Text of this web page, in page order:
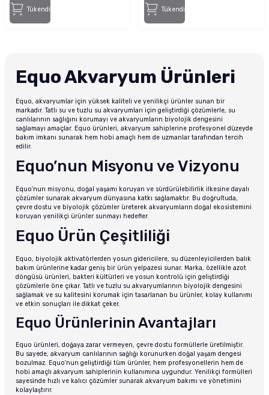
Tükendi Tükendi
Equo Akvaryum Ürünleri
Equo, akvaryumlar için yüksek kaliteli ve yenilikçi ürünler sunan bir
markadır. Tatlı su ve tuzlu su akvaryumları için geliştirdiği çözümlerle, su
canlılarının sağlığını korumayı ve akvaryumların biyolojik dengesini
sağlamayı amaçlar. Equo ürünleri, akvaryum sahiplerine profesyonel düzeyde
bakım imkanı sunarak hem hobi amaçlı hem de uzmanlar tarafından tercih
edilir.
Equo’nun Misyonu ve Vizyonu
Equo’nun misyonu, doğal yaşamı koruyan ve sürdürülebilirlik ilkesine dayalı
çözümler sunarak akvaryum dünyasına katkı sağlamaktır. Bu doğrultuda,
çevre dostu ve biyolojik çözümler üreterek akvaryumların doğal ekosistemini
koruyan yenilikçi ürünler sunmayı hedefler.
Equo Ürün Çeşitliliği
Equo, biyolojik aktivatörlerden yosun gidericilere, su düzenleyicilerden balık
bakım ürünlerine kadar geniş bir ürün yelpazesi sunar. Marka, özellikle azot
döngüsü ürünleri, bakteri kültürleri ve yosun kontrolü için geliştirdiği
çözümlerle öne çıkar. Tatlı ve tuzlu su akvaryumlarının biyolojik dengesini
sağlamak ve su kalitesini korumak için tasarlanan bu ürünler, kolay kullanımı
ve etkin sonuçları ile dikkat çeker.
Equo Ürünlerinin Avantajları
Equo ürünleri, doğaya zarar vermeyen, çevre dostu formüllerle üretilmiştir.
Bu sayede, akvaryum canlılarının sağlığı korunurken doğal yaşam dengesi
bozulmaz. Equo’nun geliştirdiği tüm ürünler, hem profesyonellerin hem de
hobi amaçlı akvaryum sahiplerinin kullanımına uygundur. Yenilikçi formülleri
sayesinde hızlı ve kalıcı çözümler sunarak akvaryum bakımı ve yönetimini
kolaylaştırır.